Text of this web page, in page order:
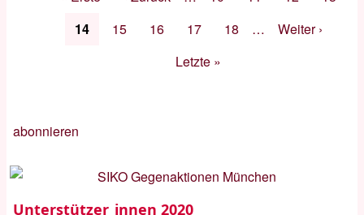
Aktuelle
14 Seite
15 Seite
16 Seite
17 Seite
18 …
Nächste
Weiter ›
Letzte
Letzte »
abonnieren
Unterstützer_innen 2020